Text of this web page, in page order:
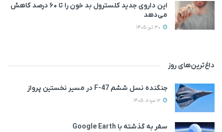
این داروی جدید کلسترول بد خون را تا ۶۰ درصد کاهش
می‌دهد
داغ‌ترین‌های روز
جنگنده نسل ششم F-47 در مسیر نخستین پرواز
سفر به گذشته با Google Earth